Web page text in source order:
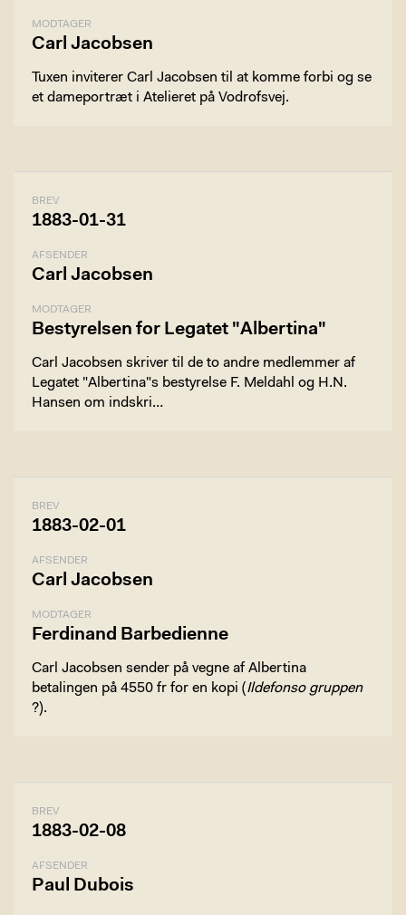
MODTAGER
Carl Jacobsen
Tuxen inviterer Carl Jacobsen til at komme forbi og se
et dameportræt i Atelieret på Vodrofsvej.
BREV
1883-01-31
AFSENDER
Carl Jacobsen
MODTAGER
Bestyrelsen for Legatet "Albertina"
Carl Jacobsen skriver til de to andre medlemmer af
Legatet "Albertina"s bestyrelse F. Meldahl og H.N.
Hansen om indskri…
BREV
1883-02-01
AFSENDER
Carl Jacobsen
MODTAGER
Ferdinand Barbedienne
Carl Jacobsen sender på vegne af Albertina
betalingen på 4550 fr for en kopi (Ildefonso gruppen
?).
BREV
1883-02-08
AFSENDER
Paul Dubois